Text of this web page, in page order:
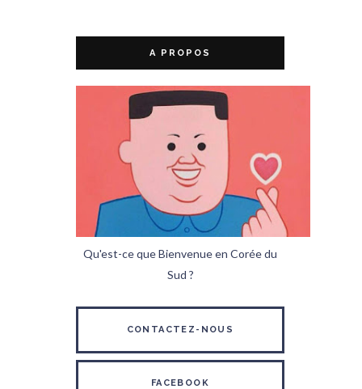
A PROPOS
Qu'est-ce que Bienvenue en Corée du
Sud ?
CONTACTEZ-NOUS
FACEBOOK